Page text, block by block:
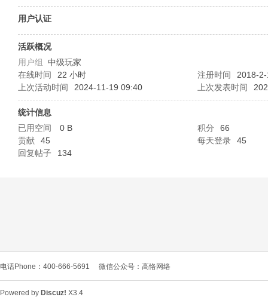
L
用户认证
活跃概况
用户组 中级玩家
在线时间
22 小时 注册时间
2018-
上次活动时间
2024-11-19 09:40 上次发表时间
统计信息
已用空间
0 B 积分
66
贡献
45 每天登录
45
回复帖子
134
电话Phone：400-666-5691 微信公众号：高恪网络
Powered by Discuz! X3.4